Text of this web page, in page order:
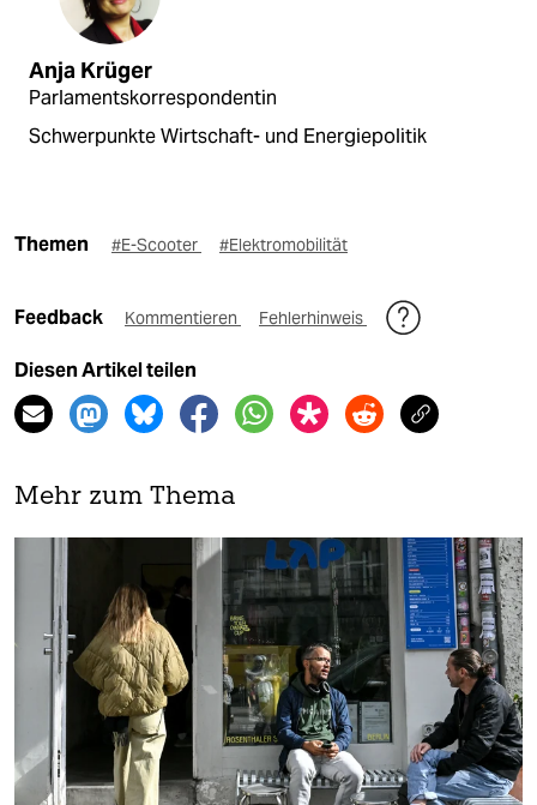
Anja Krüger
Parlamentskorrespondentin
Schwerpunkte Wirtschaft- und Energiepolitik
Themen #E-Scooter #Elektromobilität
Feedback Kommentieren Fehlerhinweis
Diesen Artikel teilen
Mehr zum Thema